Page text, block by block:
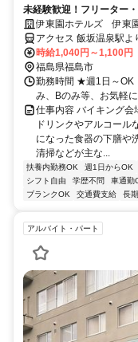
未経験歓迎！フリーター
躍中の職場です。
伊東園ホテルズ 伊東
アクセス 飯坂温泉駅よ
時給1,040円～1,100円
福島県福島市
勤務時間 ★週1日～OK
み、Bのみ等、お気軽
仕事内容 バイキング会
ドリンクやアルコール
になった食器の下膳や
清掃などが主な...
扶養内勤務OK 週1日からOK
シフト自由
学歴不問 車通勤
ブランクOK
交通費支給 長
アルバイト・パート